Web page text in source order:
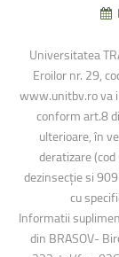
Universitatea
Eroilor nr. 29,
www.unitbv.ro va
conform art.8
ulterioare, în
deratizare
dezinsecţie si
cu
Informatii
din BRASOV-